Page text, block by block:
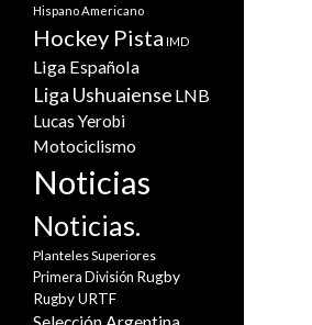
Hispano Americano
Hockey Pista IMD
Liga Española
Liga Ushuaiense LNB
Lucas Yerobi
Motociclismo
Noticias
Noticias.
Planteles Superiores
Primera División Rugby
Rugby URTF